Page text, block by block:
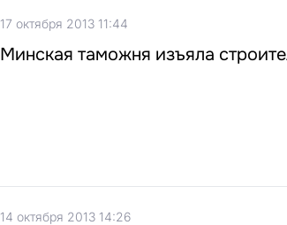
17 октября 2013 11:44
Минская таможня изъяла
14 октября 2013 14:26